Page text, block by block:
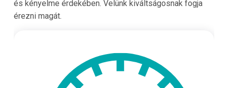
és kényelme érdekében. Velünk kiváltságosnak fogja
érezni magát.